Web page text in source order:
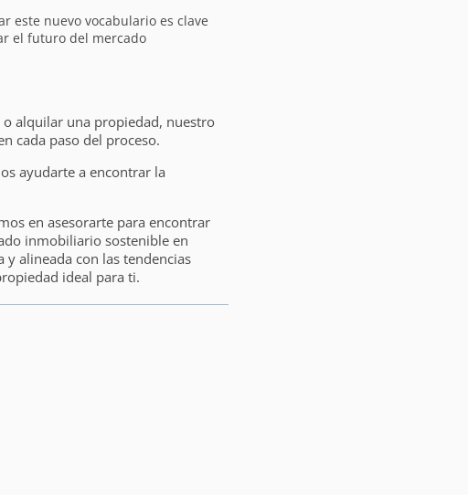
este nuevo vocabulario es clave
el futuro del mercado
alquilar una propiedad, nuestro
cada paso del proceso.
ayudarte a encontrar la
en asesorarte para encontrar
inmobiliario sostenible en
y alineada con las tendencias
ideal para ti.